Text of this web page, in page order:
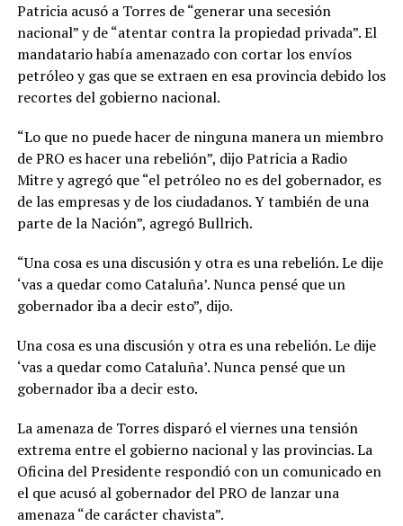
Patricia acusó a Torres de “generar una secesión
nacional” y de “atentar contra la propiedad privada”. El
mandatario había amenazado con cortar los envíos
petróleo y gas que se extraen en esa provincia debido los
recortes del gobierno nacional.
“Lo que no puede hacer de ninguna manera un miembro
de PRO es hacer una rebelión”, dijo Patricia a Radio
Mitre y agregó que “el petróleo no es del gobernador, es
de las empresas y de los ciudadanos. Y también de una
parte de la Nación”, agregó Bullrich.
“Una cosa es una discusión y otra es una rebelión. Le dije
‘vas a quedar como Cataluña’. Nunca pensé que un
gobernador iba a decir esto”, dijo.
Una cosa es una discusión y otra es una rebelión. Le dije
‘vas a quedar como Cataluña’. Nunca pensé que un
gobernador iba a decir esto.
La amenaza de Torres disparó el viernes una tensión
extrema entre el gobierno nacional y las provincias. La
Oficina del Presidente respondió con un comunicado en
el que acusó al gobernador del PRO de lanzar una
amenaza “de carácter chavista”.